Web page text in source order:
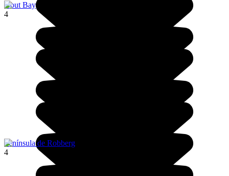
Hout Bay
4
Península de Robberg
4